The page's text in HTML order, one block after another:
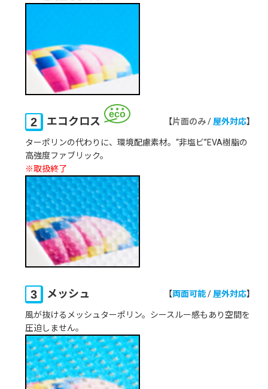
エコクロス
eco
片面のみ/ 屋外対応
ターポリンの代わりに、環境配慮素材。“非塩ビ”EVA樹脂の
高強度ファブリック。
※取扱終了
メッシュ 両面可能/ 屋外対応
風が抜けるメッシュターポリン。シースルー感もあり空間を
圧迫しません。